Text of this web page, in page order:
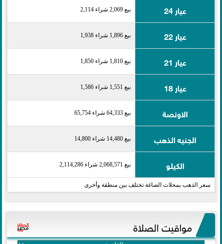
عيار 24
بيع 2,069 شراء 2,114
عيار 22 بيع 1,896 شراء 1,938
عيار 21 بيع 1,810 شراء 1,850
عيار 18 بيع 1,551 شراء 1,586
الاونصة بيع 64,333 شراء 65,754
الجنيه الذهب بيع 14,480 شراء 14,800
الكيلو بيع 2,068,571 شراء 2,114,286
سعر الذهب بمحلات الصاغة تختلف بين منطقة وأخرى
مواقيت الصلاة